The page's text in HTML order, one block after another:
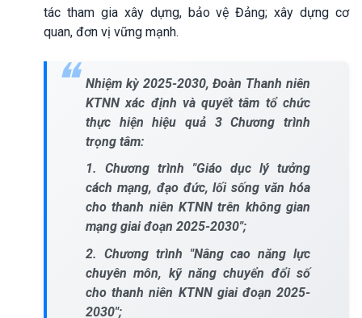
tác tham gia xây dựng, bảo vệ Đảng; xây dựng cơ
quan, đơn vị vững mạnh.
Nhiệm kỳ 2025-2030, Đoàn Thanh niên
KTNN xác định và quyết tâm tổ chức
thực hiện hiệu quả 3 Chương trình
trọng tâm:
1. Chương trình "Giáo dục lý tưởng
cách mạng, đạo đức, lối sống văn hóa
cho thanh niên KTNN trên không gian
mạng giai đoạn 2025-2030";
2. Chương trình "Nâng cao năng lực
chuyên môn, kỹ năng chuyển đổi số
cho thanh niên KTNN giai đoạn 2025-
2030";